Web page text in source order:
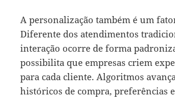
A personalização também é um
Diferente dos atendimentos
interação ocorre de forma
possibilita que empresas criem
para cada cliente. Algoritmos
históricos de compra, preferências